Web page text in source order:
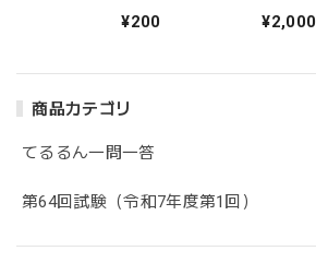
商品カテゴリ
てるるん一問一答
第64回試験（令和7年度第1回）
験 学科専門試験 問
¥200
験 学科専門試験 問
¥2,000